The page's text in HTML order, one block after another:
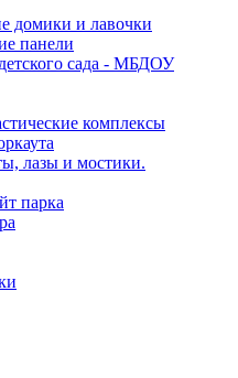
домики и лавочки
панели
сада - МБДОУ
комплексы
лазы и мостики.
парка